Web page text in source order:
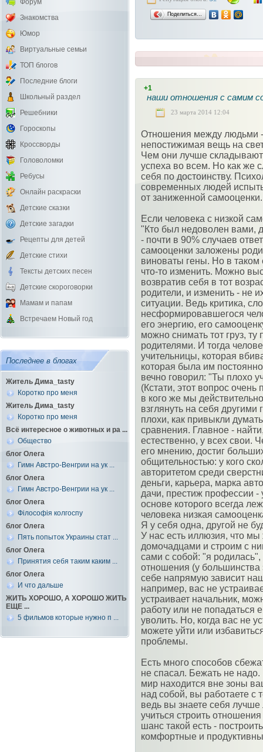
Форум
Знакомства
Юмор
Виртуальные семьи
ТОП блогов
Последние блоги
Школьный раздел
Решебники
Гороскопы
Кроссворды
Головоломки
Ребусы
Онлайн раскраски
Детские сказки
Детские загадки
Рецепты для детей
Детские стихи
Тексты детских песен
Детские скороговорки
Мамам и папам
Встречаем Новый год
Последнее в блогах
Житель Дима_tasty
Коротко про меня
Житель Дима_tasty
Коротко про меня
Всё интересное о животных и ра ...
Общество
блог Олега
Гимн Австро-Венгрии на ук ...
блог Олега
Гимн Австро-Венгрии на ук ...
блог Олега
Філософія колгоспу
блог Олега
Пять попыток Украины стат ...
блог Олега
Принятия себя таким каким ...
блог Олега
И что дальше
ЖИТЬ ХОРОШО, А ХОРОШО ЖИТЬ
ЕЩЕ ...
5 фильмов которые нужно п ...
Поделиться…
+1
наши отношения с самим
23 марта 2014 12:04
Отношения между людьми -
непостижимая вещь на
Чем они лучше
успеха во всем. Но как же
себя по достоинству.
современных людей
от заниженной самооценки.
Если человека с низкой
"Кто был недоволен вами,
- почти в 90% случаев
самооценки заложены
виноваты гены. Но в
что-то изменить. Можно
возвратив себя в тот
родители, и изменить - не
ситуации. Ведь критика,
несформировавшегося
его энергию, его
можно снимать тот груз,
родителями. И тогда
учительницы, которая
которая была им
вечно говорил: "Ты плохо
(Кстати, этот вопрос
в кого же мы
взглянуть на себя
плохи, как привыкли
сравнения. Главное -
естественно, у всех свои.
его мнению, достиг
общительностью: у кого
авторитетом среди
деньги, карьера, марка
дачи, престиж профессии -
основе которого всегда
человека низкая
Я у себя одна, другой не
У нас есть иллюзия, что
домочадцами и строим с
сами с собой: "я
отношения (у большинства
себе напрямую зависит
например, вас не
устраивает начальник,
работу или не попадаться
уволить. Но, когда вас не
можете уйти или
проблемы.
Есть много способов
не спасал. Бежать не
мир находится вне зоны
над собой, вы работаете с
ведь вы знаете себя
учиться строить
шанс такой есть -
комфортные и